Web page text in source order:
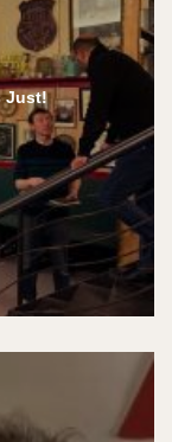
Just!